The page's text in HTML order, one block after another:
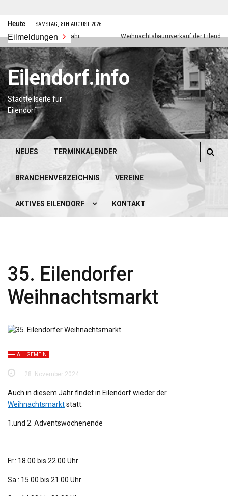
Zum
springen
Heute SAMSTAG, 8TH AUGUST 2026
Eilmeldungen
Frohes neues Jahr Weihnachtsbaumverkauf der Eilendorfer
Eilendorf.info
Stadtteilseite für
Eilendorf
NEUES TERMINKALENDER
BRANCHENVERZEICHNIS VEREINE
AKTIVES EILENDORF KONTAKT
35. Eilendorfer
Weihnachtsmarkt
ALLGEMEIN
28. November 2024
Auch in diesem Jahr findet in Eilendorf wieder der
Weihnachtsmarktstatt.
1.und 2. Adventswochenende
Fr.: 18.00 bis 22.00 Uhr
Sa.: 15.00 bis 21.00 Uhr